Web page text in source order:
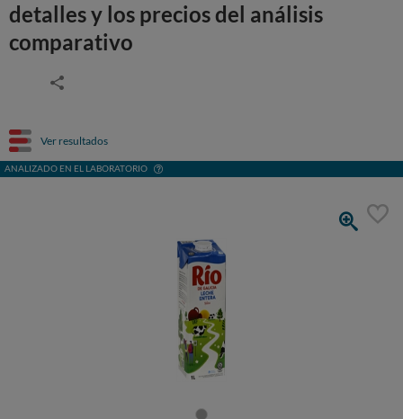
detalles y los precios del análisis
comparativo
Ver resultados
ANALIZADO EN EL LABORATORIO